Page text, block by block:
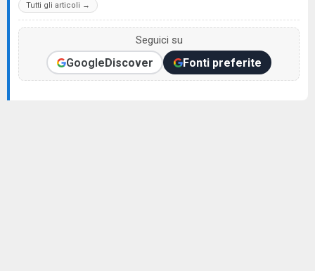
Tutti gli articoli →
Seguici su
GoogleDiscover Fonti preferite